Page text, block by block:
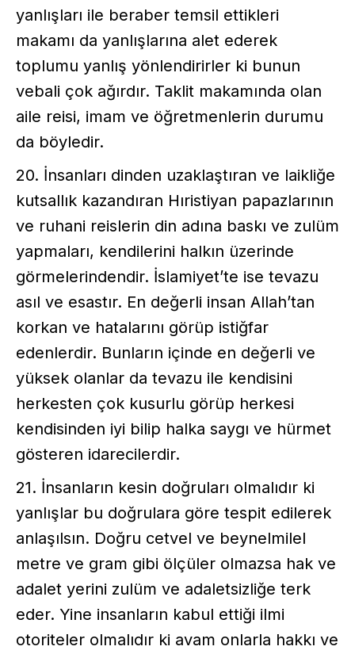
yanlışları ile beraber temsil ettikleri
makamı da yanlışlarına alet ederek
toplumu yanlış yönlendirirler ki bunun
vebali çok ağırdır. Taklit makamında olan
aile reisi, imam ve öğretmenlerin durumu
da böyledir.
20. İnsanları dinden uzaklaştıran ve laikliğe
kutsallık kazandıran Hıristiyan papazlarının
ve ruhani reislerin din adına baskı ve zulüm
yapmaları, kendilerini halkın üzerinde
görmelerindendir. İslamiyet’te ise tevazu
asıl ve esastır. En değerli insan Allah’tan
korkan ve hatalarını görüp istiğfar
edenlerdir. Bunların içinde en değerli ve
yüksek olanlar da tevazu ile kendisini
herkesten çok kusurlu görüp herkesi
kendisinden iyi bilip halka saygı ve hürmet
gösteren idarecilerdir.
21. İnsanların kesin doğruları olmalıdır ki
yanlışlar bu doğrulara göre tespit edilerek
anlaşılsın. Doğru cetvel ve beynelmilel
metre ve gram gibi ölçüler olmazsa hak ve
adalet yerini zulüm ve adaletsizliğe terk
eder. Yine insanların kabul ettiği ilmi
otoriteler olmalıdır ki avam onlarla hakkı ve